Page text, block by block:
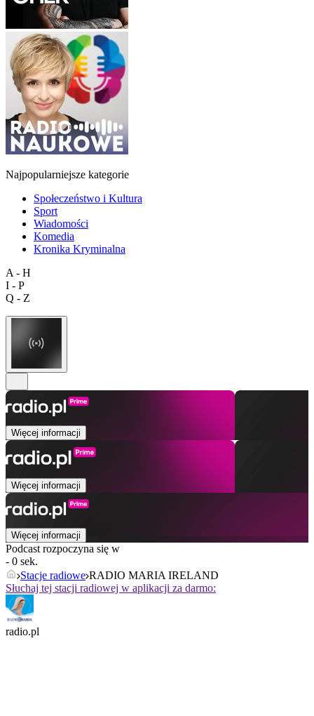
Najpopularniejsze kategorie
Społeczeństwo i Kultura
Sport
Wiadomości
Komedia
Kronika Kryminalna
A - H
I - P
Q - Z
Więcej informacji
Więcej informacji
Więcej informacji
Podcast rozpoczyna się w
- 0 sek.
Stacje radiowe RADIO MARIA IRELAND
Słuchaj tej stacji radiowej w aplikacji za darmo:
radio.pl